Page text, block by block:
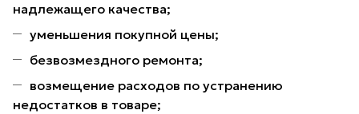
надлежащего качества;
уменьшения покупной цены;
безвозмездного ремонта;
возмещение расходов по устранению
недостатков в товаре;